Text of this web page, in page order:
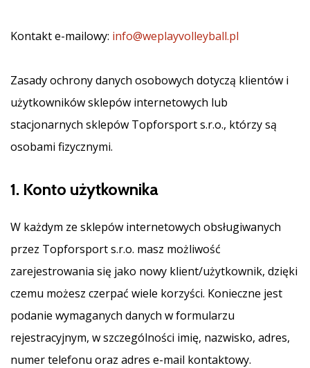
marki
Czy
fanem
siatkówki,
tak
jak
Dołącz
do
jako
Ambasador
Pokaż
wszystkie
artykuły
Kontakt e-mailowy: info@weplayvolleyball.pl
Zasady ochrony danych osobowych dotyczą klientów i
użytkowników sklepów internetowych lub
stacjonarnych sklepów Topforsport s.r.o., którzy są
osobami fizycznymi.
1. Konto użytkownika
W każdym ze sklepów internetowych obsługiwanych
przez Topforsport s.r.o. masz możliwość
zarejestrowania się jako nowy klient/użytkownik, dzięki
czemu możesz czerpać wiele korzyści. Konieczne jest
podanie wymaganych danych w formularzu
rejestracyjnym, w szczególności imię, nazwisko, adres,
numer telefonu oraz adres e-mail kontaktowy.